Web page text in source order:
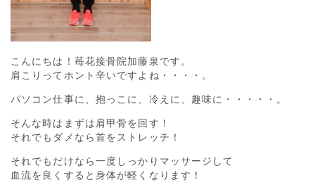
こんにちは！苺花接骨院加藤泉です。
肩こりってホント辛いですよね・・・・。
パソコン仕事に、抱っこに、冷えに、趣味に・・・・・。
そんな時はまずは肩甲骨を回す！
それでもダメなら首をストレッチ！
それでもだけなら一度しっかりマッサージして
血流を良くすると身体が軽くなります！